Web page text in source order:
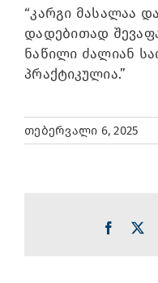
“კარგი მასალაა
დადებითად
ნაწილი ძალიან
პრაქტიკულია.”
თებერვალი 6, 2025